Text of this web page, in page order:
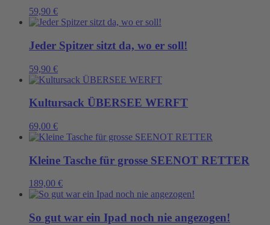
59,90 €
Jeder Spitzer sitzt da, wo er soll!
59,90 €
Kultursack ÜBERSEE WERFT
69,00 €
Kleine Tasche für grosse SEENOT RETTER
189,00 €
So gut war ein Ipad noch nie angezogen!